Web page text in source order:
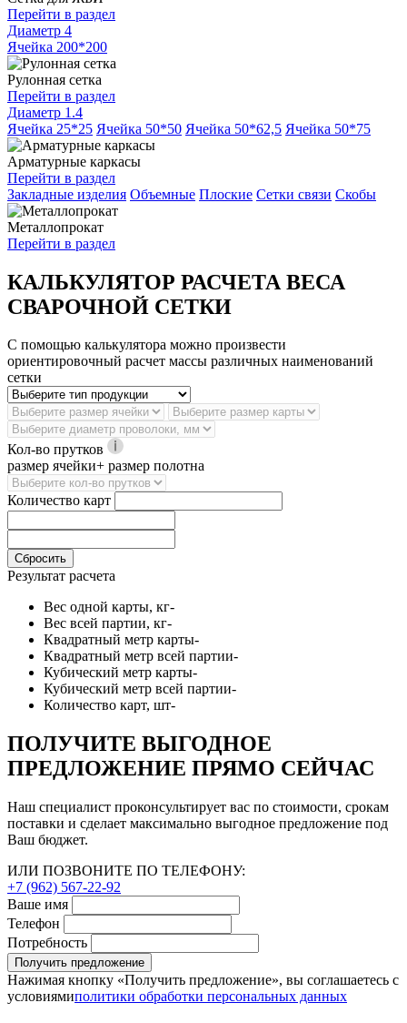
Перейти в раздел
Диаметр 4
Ячейка 200*200
Рулонная сетка
Перейти в раздел
Диаметр 1.4
Ячейка 25*25 Ячейка 50*50 Ячейка 50*62,5 Ячейка 50*75
Арматурные каркасы
Перейти в раздел
Закладные изделия Объемные Плоские Сетки связи Скобы
Металлопрокат
Перейти в раздел
КАЛЬКУЛЯТОР РАСЧЕТА ВЕСА
СВАРОЧНОЙ СЕТКИ
С помощью калькулятора можно произвести
ориентировочный расчет массы различных наименований
сетки
Кол-во прутков
размер ячейки+ размер полотна
Количество карт
Сбросить
Результат расчета
Вес одной карты, кг-
Вес всей партии, кг-
Квадратный метр карты-
Квадратный метр всей партии-
Кубический метр карты-
Кубический метр всей партии-
Количество карт, шт-
ПОЛУЧИТЕ ВЫГОДНОЕ
ПРЕДЛОЖЕНИЕ ПРЯМО СЕЙЧАС
Наш специалист проконсультирует вас по стоимости, срокам
поставки и сделает максимально выгодное предложение под
Ваш бюджет.
ИЛИ ПОЗВОНИТЕ ПО ТЕЛЕФОНУ:
+7 (962) 567-22-92
Ваше имя
Телефон
Потребность
Получить предложение
Нажимая кнопку «Получить предложение», вы соглашаетесь с
условиямиполитики обработки персональных данных